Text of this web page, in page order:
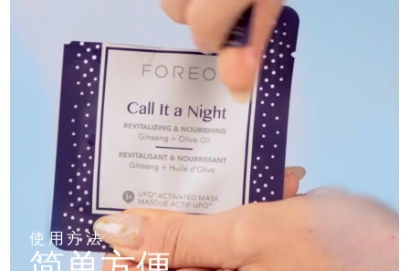
使用方法
预计送达日期
土耳其 预计送达日期
阿拉伯联合酋长国 预计送达日期
预计送达日期
美国 预计送达日期
乌兹别克斯坦
越南